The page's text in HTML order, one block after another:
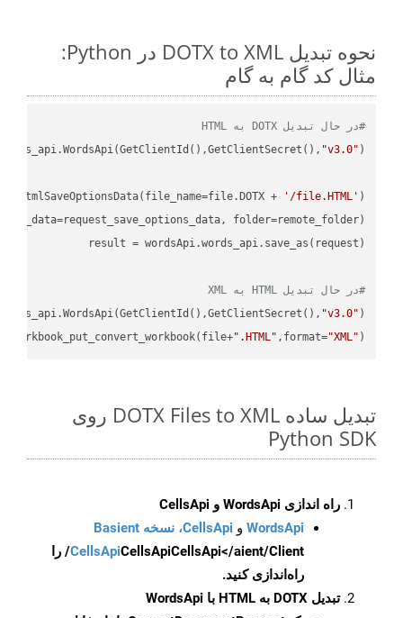
نحوه تبدیل DOTX to XML در Python:
مثال کد گام به گام
#در حال تبدیل DOTX به HTML
"v3.0"
+ '/file.HTML' )
folder=remote_folder)
result
#در حال تبدیل HTML به XML
"v3.0" )
".HTML" ,format="XML" )
تبدیل ساده DOTX Files to XML روی
Python SDK
راه اندازی WordsApi و CellsApi
WordsApi و CellsApi، نسخه Basient
CellsApiCellsApi
CellsApi</aient/Client/ را
راه‌اندازی کنید.
تبدیل DOTX به HTML با WordsApi